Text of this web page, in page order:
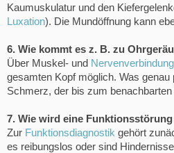
Kaumuskulatur und den
Luxation). Die Mundöffnung kann
6. Wie kommt es z. B. zu
Über Muskel- und
gesamten Kopf möglich. Was
Schmerz, der bis zum
7. Wie wird eine
Zur Funktionsdiagnostik gehört
es reibungslos oder sind